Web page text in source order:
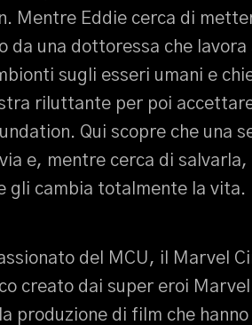
Mentre Eddie cerca di
da una dottoressa che
sugli esseri umani e
riluttante per poi
Qui scopre che una
e, mentre cerca di salvarla,
gli cambia totalmente la vita.
del MCU, il Marvel
creato dai super eroi
produzione di film che